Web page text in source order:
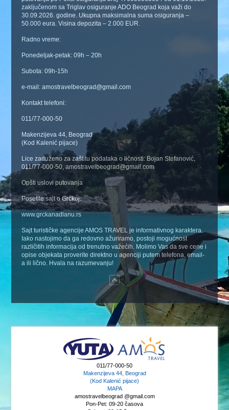
zaključenom sa Triglav osiguranje ADO Beograd koja važi do
30.09.2026. godine. Ukupna maksimalna suma osiguranja –
50.000 eura. Visina depozita – 2.000 EUR.
Radno vreme:
Ponedeljak-petak: 09h – 20h
Subota: 09h-15h
e-mail: amostravelbeograd@gmail.com
Kontakt telefoni:
011/77-000-50
Makenzijeva 44, Beograd
(Kod Kalenić pijace)
Lice zaduženo za zaštitu podataka o ličnosti: Bojan Stefanović,
011/77-000-50, amostravelbeograd@gmail.com
Opšti uslovi putovanja
Posetite sajt o Grčkoj:
www.grckanadlanu.rs
Sajt turističke agencije AMOS TRAVEL je informativnog karaktera.
Iako nastojimo da ga redovno ažuriramo, postoji mogućnost
različitih informacija od trenutno važećih. Molimo Vas da sve cene i
opise objekata proverite direktno u agenciji putem telefona, email-
a ili lično. Hvala na razumevanju!
011/77-000-50
Makenzijeva 44, Beograd
(Kod Kalenić pijace)
MAPA
amostravelbeograd @gmail.com
Pon-Pet: 09-20 časova